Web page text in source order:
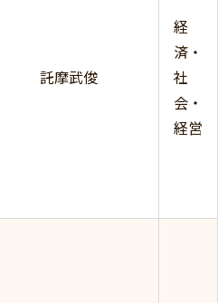
託摩武俊
経
済・
社
会・
経営